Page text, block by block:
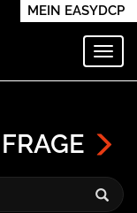
MEIN EASYDCP